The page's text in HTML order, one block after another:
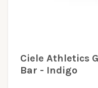
Ciele Athletics
Bar - Indigo